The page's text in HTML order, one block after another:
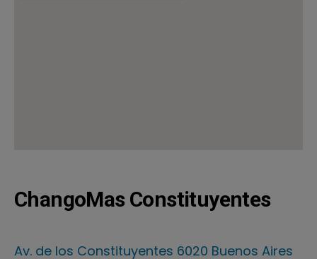
ChangoMas Constituyentes
Av. de los Constituyentes 6020 Buenos Aires